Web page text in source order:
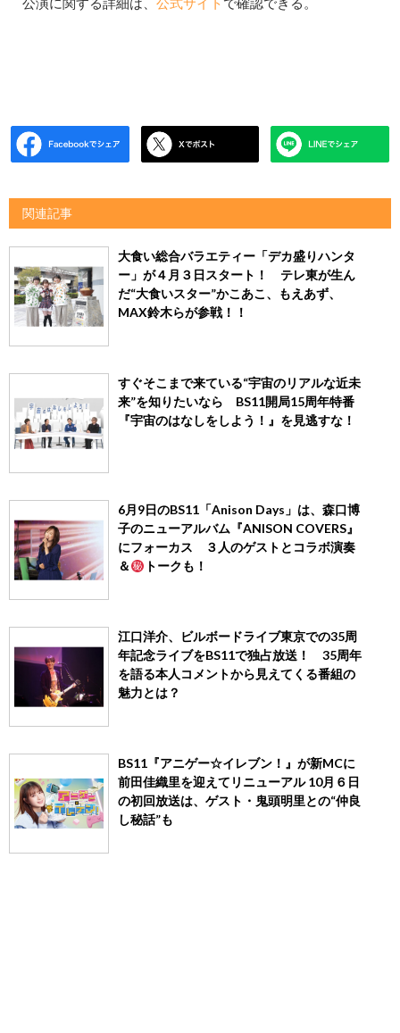
関連記事
大食い総合バラエティー「デカ盛りハンタ
ー」が４月３日スタート！ テレ東が生ん
だ“大食いスター”かこあこ、もえあず、
MAX鈴木らが参戦！！
すぐそこまで来ている“宇宙のリアルな近未
来”を知りたいなら BS11開局15周年特番
『宇宙のはなしをしよう！』を見逃すな！
6月9日のBS11「Anison Days」は、森口博
子のニューアルバム『ANISON COVERS』
にフォーカス ３人のゲストとコラボ演奏
＆
トークも！
江口洋介、ビルボードライブ東京での35周
年記念ライブをBS11で独占放送！ 35周年
を語る本人コメントから見えてくる番組の
魅力とは？
BS11『アニゲー☆イレブン！』が新MCに
前田佳織里を迎えてリニューアル 10月６日
の初回放送は、ゲスト・鬼頭明里との“仲良
し秘話”も